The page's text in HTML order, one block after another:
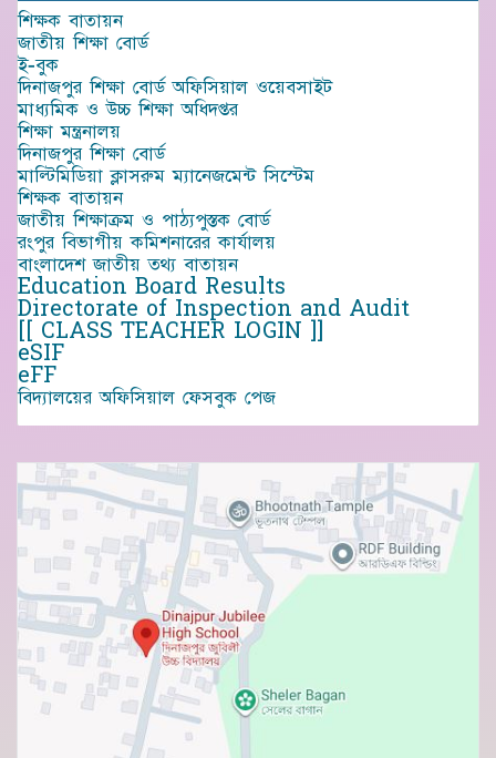
শিক্ষক বাতায়ন
জাতীয় শিক্ষা বোর্ড
ই-বুক
দিনাজপুর শিক্ষা বোর্ড অফিসিয়াল ওয়েবসাইট
মাধ্যমিক ও উচ্চ শিক্ষা অধিদপ্তর
শিক্ষা মন্ত্রনালয়
দিনাজপুর শিক্ষা বোর্ড
মাল্টিমিডিয়া ক্লাসরুম ম্যানেজমেন্ট সিস্টেম
শিক্ষক বাতায়ন
জাতীয় শিক্ষাক্রম ও পাঠ্যপুস্তক বোর্ড
রংপুর বিভাগীয় কমিশনারের কার্যালয়
বাংলাদেশ জাতীয় তথ্য বাতায়ন
Education Board Results
Directorate of Inspection and Audit
[[ CLASS TEACHER LOGIN ]]
eSIF
eFF
বিদ্যালয়ের অফিসিয়াল ফেসবুক পেজ